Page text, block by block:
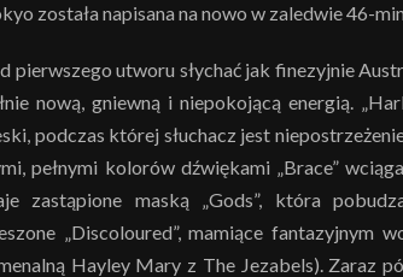
została napisana na nowo w zaledwie 46-
pierwszego utworu słychać jak finezyjnie
nową, gniewną i niepokojącą energią.
podczas której słuchacz jest
pełnymi kolorów dźwiękami „Brace”
zastąpione maską „Gods”, która
„Discoloured”, mamiące fantazyjnym
Hayley Mary z The Jezabels). Zaraz